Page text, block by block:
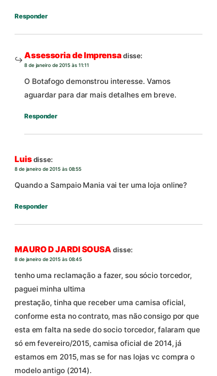
Responder
Assessoria de Imprensadisse:
8 de janeiro de 2015 às 11:11
O Botafogo demonstrou interesse. Vamos
aguardar para dar mais detalhes em breve.
Responder
Luisdisse:
8 de janeiro de 2015 às 08:55
Quando a Sampaio Mania vai ter uma loja online?
Responder
MAURO D JARDI SOUSA disse:
8 de janeiro de 2015 às 08:45
tenho uma reclamação a fazer, sou sócio torcedor,
paguei minha ultima
prestação, tinha que receber uma camisa oficial,
conforme esta no contrato, mas não consigo por que
esta em falta na sede do socio torcedor, falaram que
só em fevereiro/2015, camisa oficial de 2014, já
estamos em 2015, mas se for nas lojas vc compra o
modelo antigo (2014).